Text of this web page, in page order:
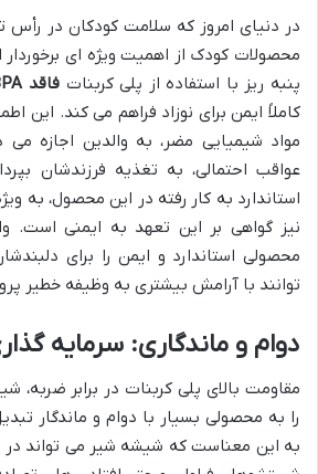
در دنیای امروز که سلامت کودکان در رأس
محصولات کودک از اهمیت ویژه ای
پنبه ریز با استفاده از پلی کربناتفاقد BPA
کاملاً ایمن برای نوزاد فراهم می کند. این
مواد شیمیایی مضر، به والدین اجازه می
عواقب احتمالی، به تغذیه فرزندشان
استاندارد به کار رفته در این محصول، به
نیز گواهی بر این تعهد به ایمنی است.
محصولی استاندارد و ایمن را برای
توانند با آرامش بیشتری به وظیفه خطیر
دوام و ماندگاری: سرمایه
مقاومت بالای پلی کربنات در برابر ضربه،
را به محصولی بسیار با دوام و ماندگار
به این معناست که شیشه شیر می تواند در